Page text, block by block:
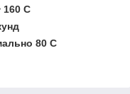
160 С
80 С